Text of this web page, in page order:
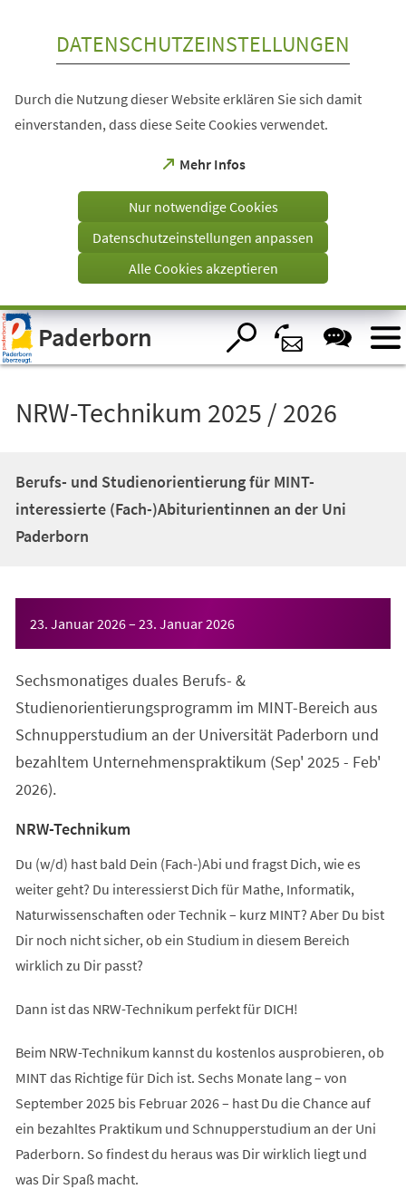
Visuelle
Assistenzsoftware
öffnen.
DATENSCHUTZEINSTELLUNGEN
Durch die Nutzung dieser Website erklären Sie sich damit
einverstanden, dass diese Seite Cookies verwendet.
Mehr Infos
(Öffnet
einem
Tab)
Nur notwendige Cookies
Datenschutzeinstellungen anpassen
Alle Cookies akzeptieren
Paderborn
NRW-Technikum 2025 / 2026
Berufs- und Studienorientierung für MINT-
interessierte (Fach-)Abiturientinnen an der Uni
Paderborn
23. Januar 2026– 23. Januar 2026
Sechsmonatiges duales Berufs- &
Studienorientierungsprogramm im MINT-Bereich aus
Schnupperstudium an der Universität Paderborn und
bezahltem Unternehmenspraktikum (Sep' 2025 - Feb'
2026).
NRW-Technikum
Du (w/d) hast bald Dein (Fach-)Abi und fragst Dich, wie es
weiter geht? Du interessierst Dich für Mathe, Informatik,
Naturwissenschaften oder Technik – kurz MINT? Aber Du bist
Dir noch nicht sicher, ob ein Studium in diesem Bereich
wirklich zu Dir passt?
Dann ist das NRW-Technikum perfekt für DICH!
Beim NRW-Technikum kannst du kostenlos ausprobieren, ob
MINT das Richtige für Dich ist. Sechs Monate lang – von
September 2025 bis Februar 2026 – hast Du die Chance auf
ein bezahltes Praktikum und Schnupperstudium an der Uni
Paderborn. So findest du heraus was Dir wirklich liegt und
was Dir Spaß macht.